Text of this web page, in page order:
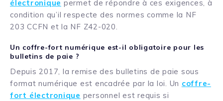
électronique permet de répondre à ces exigences, à
condition qu’il respecte des normes comme la NF
203 CCFN et la NF Z42-020.
Un coffre-fort numérique est-il obligatoire pour les
bulletins de paie ?
Depuis 2017, la remise des bulletins de paie sous
format numérique est encadrée par la loi. Un coffre-
fort électronique personnel est requis si